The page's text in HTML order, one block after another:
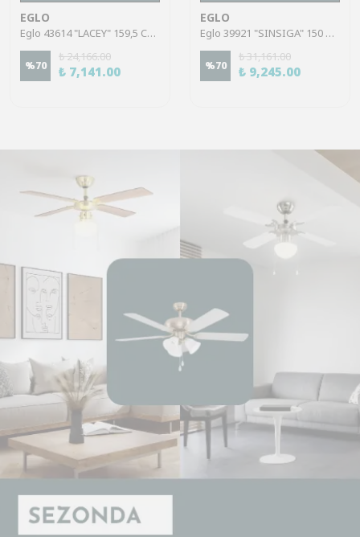
EGLO
Eglo 43614 "LACEY" 159,5 Cm Yüksekliğinde Çelik, Ahşap Köşe Lambası Lambader
%70
₺ 24,166.00
₺ 7,141.00
EGLO
Eglo 39921 "SINSIGA" 150 Cm Yüksekliğinde Çelik Siyah Sarkıt Avize
%70
₺ 31,161.00
₺ 9,245.00